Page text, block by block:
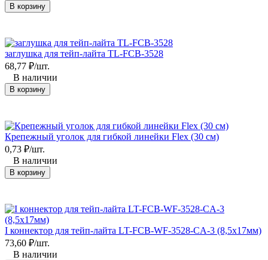
В корзину
заглушка для тейп-лайта TL-FCB-3528
68,77 ₽/шт.
В наличии
В корзину
Крепежный уголок для гибкой линейки Flex (30 см)
0,73 ₽/шт.
В наличии
В корзину
I коннектор для тейп-лайта LT-FCB-WF-3528-CA-3 (8,5х17мм)
73,60 ₽/шт.
В наличии